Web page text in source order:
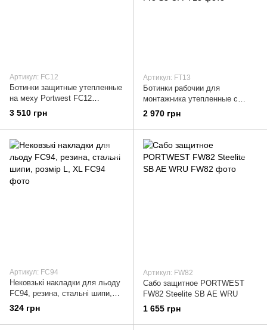
Артикул: FC12
Ботинки защитные утепленные
на меху Portwest FC12
Compositelite S3 CI
3 510 грн
Артикул: FT13
Ботинки рабочии для
монтажника утепленные с
металлическим подноском
PORTWEST FT13 Steelite Pro
S3 CI
2 970 грн
Артикул: FC94
Нековзькі накладки для льоду
FC94, резина, стальні шипи,
розмір L, XL
324 грн
Артикул: FW82
Сабо защитное PORTWEST
FW82 Steelite SB AE WRU
1 655 грн